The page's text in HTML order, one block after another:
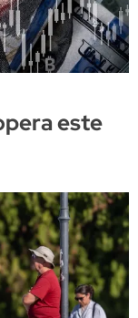
este